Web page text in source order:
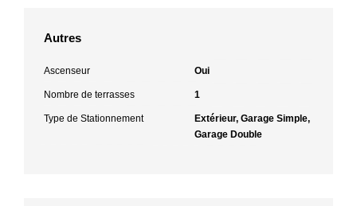
Autres
Ascenseur Oui
Nombre de terrasses 1
Type de Stationnement
Extérieur, Garage Simple,
Garage Double